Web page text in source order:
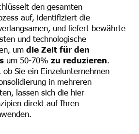
den gesamten
auf, identifiziert die
und liefert bewährte
und technologische
umdie Zeit für den
um 50-70%zu reduzieren.
ob Sie ein Einzelunternehmen
in mehreren
lassen sich die hier
direkt auf Ihren